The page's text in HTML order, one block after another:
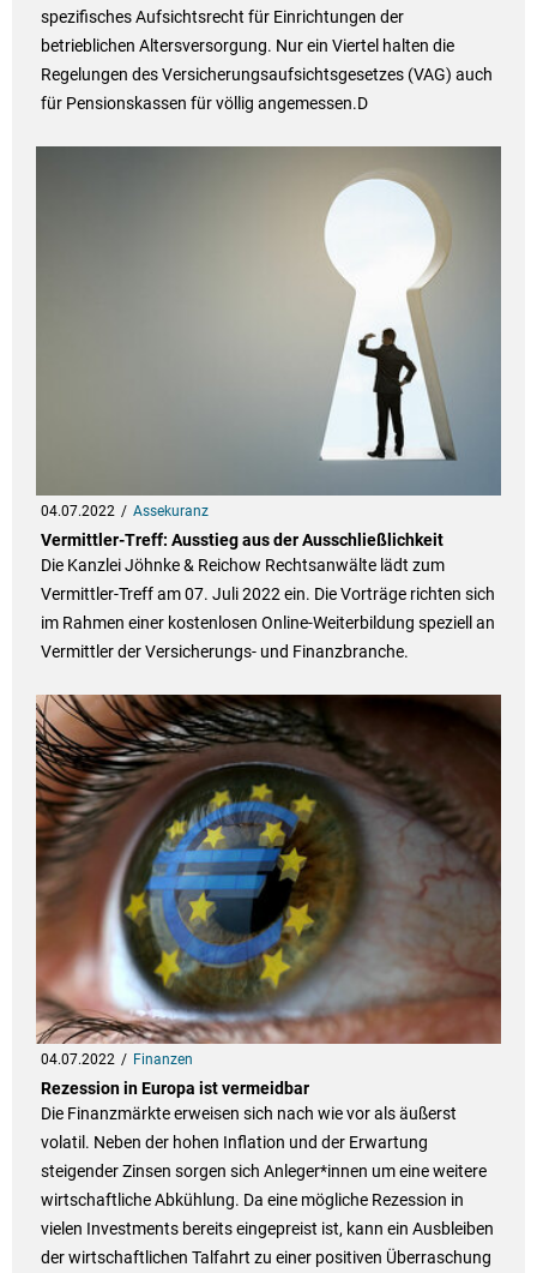
spezifisches Aufsichtsrecht für Einrichtungen der
betrieblichen Altersversorgung. Nur ein Viertel halten die
Regelungen des Versicherungsaufsichtsgesetzes (VAG) auch
für Pensionskassen für völlig angemessen.D
04.07.2022 Assekuranz
Vermittler-Treff: Ausstieg aus der Ausschließlichkeit
Die Kanzlei Jöhnke & Reichow Rechtsanwälte lädt zum
Vermittler-Treff am 07. Juli 2022 ein. Die Vorträge richten sich
im Rahmen einer kostenlosen Online-Weiterbildung speziell an
Vermittler der Versicherungs- und Finanzbranche.
04.07.2022 Finanzen
Rezession in Europa ist vermeidbar
Die Finanzmärkte erweisen sich nach wie vor als äußerst
volatil. Neben der hohen Inflation und der Erwartung
steigender Zinsen sorgen sich Anleger*innen um eine weitere
wirtschaftliche Abkühlung. Da eine mögliche Rezession in
vielen Investments bereits eingepreist ist, kann ein Ausbleiben
der wirtschaftlichen Talfahrt zu einer positiven Überraschung